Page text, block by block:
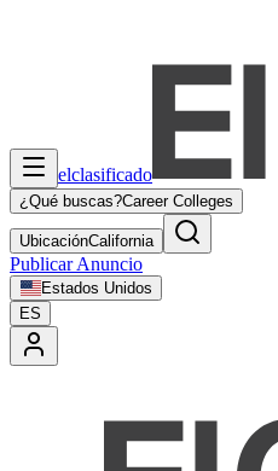
elclasificado
¿Qué buscas?Career Colleges
UbicaciónCalifornia
Publicar Anuncio
Estados Unidos
ES